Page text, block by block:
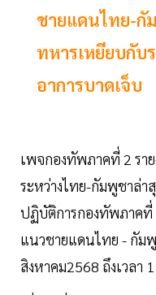
ชายแดนไทย-กั
ทหารเหยียบกับ
อาการบาดเจ็บ
เพจกองทัพภาคที่ 2 รา
ระหว่างไทย-กัมพูชาล่า
ปฏิบัติการกองทัพภาคที่
แนวชายแดนไทย - กัม
สิงหาคม2568 ถึงเวลา